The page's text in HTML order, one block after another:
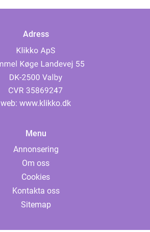
Adress
web: www.klikko.dk
Menu
Annonsering
Om oss
Cookies
Kontakta oss
Sitemap